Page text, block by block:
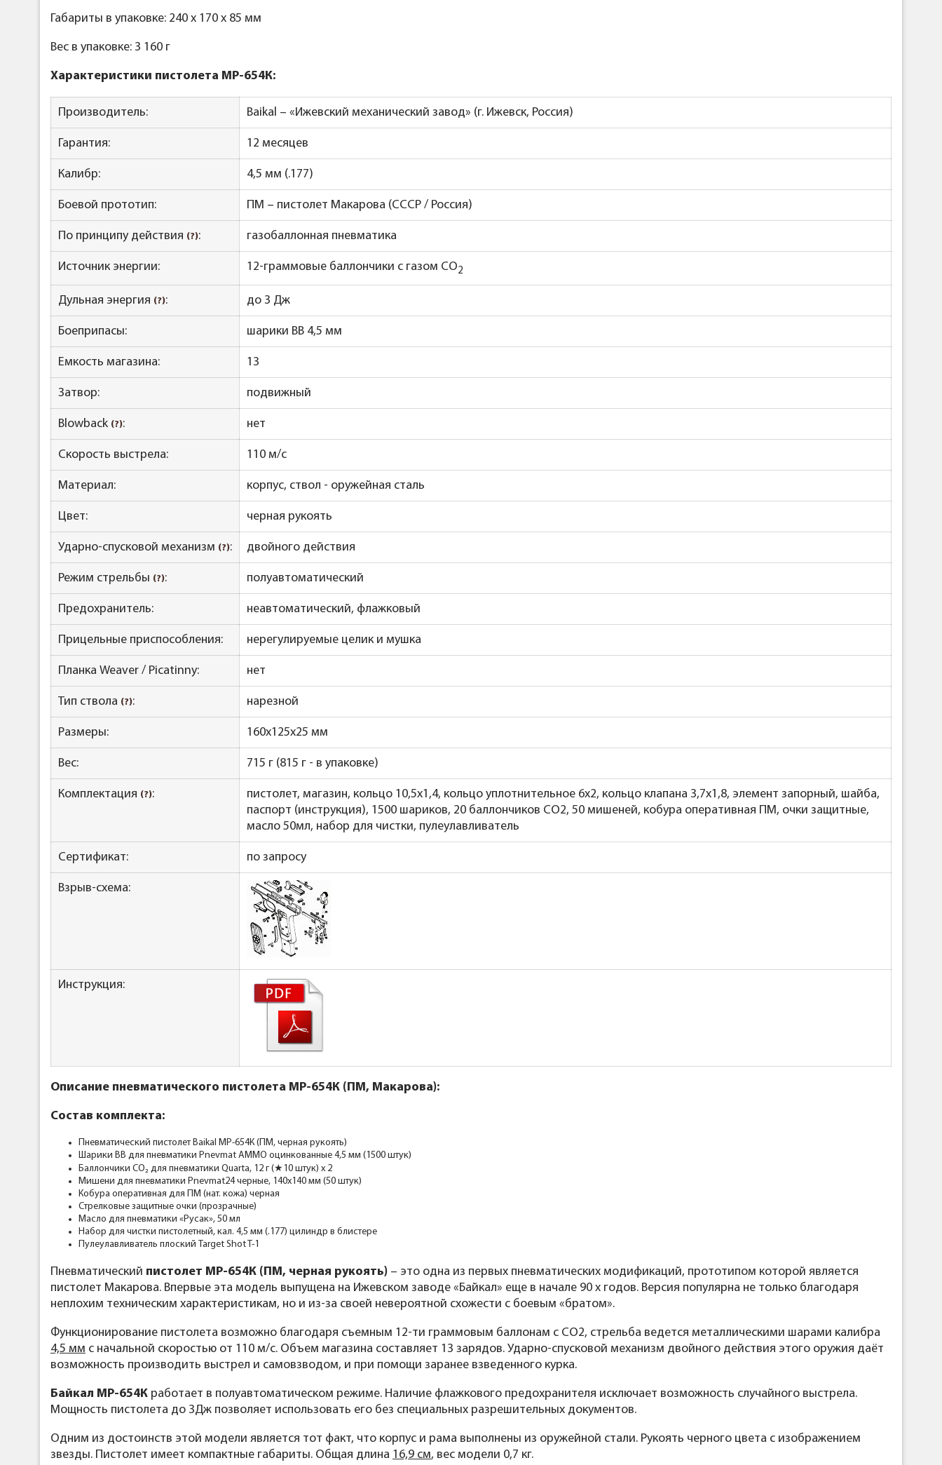
Габариты в упаковке: 240 x 170 x 85 мм
Вес в упаковке: 3 160 г
Характеристики пистолета МР-654К:
Производитель: Baikal – «Ижевский механический завод» (г. Ижевск, Россия)
Гарантия: 12 месяцев
Калибр: 4,5 мм (.177)
Боевой прототип: ПМ – пистолет Макарова (СССР / Россия)
По принципу действия (?): газобаллонная пневматика
Источник энергии: 12-граммовые баллончики с газом CO2
Дульная энергия (?): до 3 Дж
Боеприпасы: шарики BB 4,5 мм
Емкость магазина: 13
Затвор: подвижный
Blowback (?): нет
Скорость выстрела: 110 м/с
Материал: корпус, ствол - оружейная сталь
Цвет: черная рукоять
Ударно-спусковой механизм (?): двойного действия
Режим стрельбы (?): полуавтоматический
Предохранитель: неавтоматический, флажковый
Прицельные приспособления: нерегулируемые целик и мушка
Планка Weaver / Picatinny: нет
Тип ствола (?): нарезной
Размеры: 160х125х25 мм
Вес: 715 г (815 г - в упаковке)
Комплектация (?):
пистолет, магазин, кольцо 10,5х1,4, кольцо уплотнительное 6х2, кольцо клапана 3,7х1,8, элемент запорный, шайба,
паспорт (инструкция), 1500 шариков, 20 баллончиков СО2, 50 мишеней, кобура оперативная ПМ, очки защитные,
масло 50мл, набор для чистки, пулеулавливатель
Сертификат: по запросу
Взрыв-схема:
Инструкция:
Описание пневматического пистолета МР-654К (ПМ, Макарова):
Состав комплекта:
Пневматический пистолет Baikal МР-654К (ПМ, черная рукоять)
Шарики BB для пневматики Pnevmat AMMO оцинкованные 4,5 мм (1500 штук)
Баллончики CO₂ для пневматики Quarta, 12 г (★10 штук) x 2
Мишени для пневматики Pnevmat24 черные, 140x140 мм (50 штук)
Кобура оперативная для ПМ (нат. кожа) черная
Стрелковые защитные очки (прозрачные)
Масло для пневматики «Русак», 50 мл
Набор для чистки пистолетный, кал. 4,5 мм (.177) цилиндр в блистере
Пулеулавливатель плоский Target Shot T-1
Пневматический пистолет МР-654К (ПМ, черная рукоять) – это одна из первых пневматических модификаций, прототипом которой является
пистолет Макарова. Впервые эта модель выпущена на Ижевском заводе «Байкал» еще в начале 90 х годов. Версия популярна не только благодаря
неплохим техническим характеристикам, но и из-за своей невероятной схожести с боевым «братом».
Функционирование пистолета возможно благодаря съемным 12-ти граммовым баллонам с CO2, стрельба ведется металлическими шарами калибра
4,5 мм с начальной скоростью от 110 м/с. Объем магазина составляет 13 зарядов. Ударно-спусковой механизм двойного действия этого оружия даёт
возможность производить выстрел и самовзводом, и при помощи заранее взведенного курка.
Байкал МР-654К работает в полуавтоматическом режиме. Наличие флажкового предохранителя исключает возможность случайного выстрела.
Мощность пистолета до 3Дж позволяет использовать его без специальных разрешительных документов.
Одним из достоинств этой модели является тот факт, что корпус и рама выполнены из оружейной стали. Рукоять черного цвета с изображением
звезды. Пистолет имеет компактные габариты. Общая длина 16,9 см, вес модели 0,7 кг.